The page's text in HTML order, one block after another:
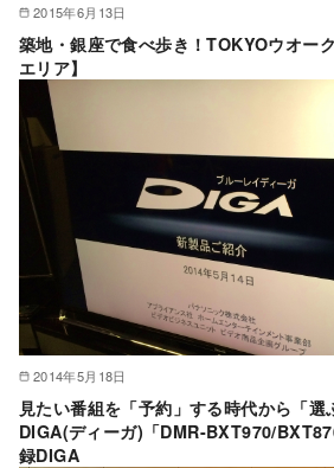
2015年6月13日
築地・銀座で食べ歩き！TOKYOウオー
エリア】
2014年5月18日
見たい番組を「予約」する時代から「
DIGA(ディーガ)「DMR-BXT970/
録DIGA